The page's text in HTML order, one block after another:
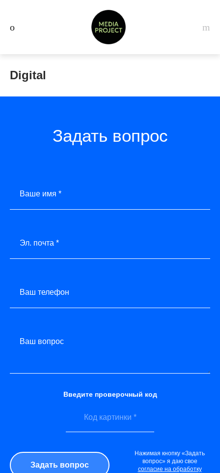
Digital
Задать вопрос
Ваше имя *
Эл. почта *
Ваш телефон
Ваш вопрос
Введите проверочный код
Нажимая кнопку «Задать
вопрос» я даю свое
согласие на обработку